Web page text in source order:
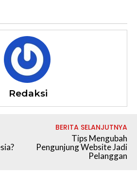
Redaksi
BERITA SELANJUTNYA
Tips Mengubah
Pengunjung Website Jadi
Pelanggan